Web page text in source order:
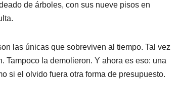
de árboles, con sus nueve pisos en
las únicas que sobreviven al tiempo. Tal vez
Tampoco la demolieron. Y ahora es eso: una
si el olvido fuera otra forma de presupuesto.